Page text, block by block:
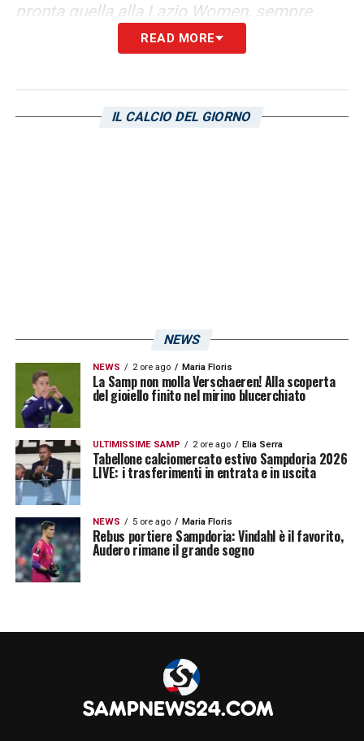
pronta quella alla Lazio Women, sempre
nella massima serie italiana.
LA PLAYLIST DELLE NOSTRE TOP NEWS
READ MORE
IL CALCIO DEL GIORNO
NEWS
NEWS 2 ore ago Maria Floris
La Samp non molla Verschaeren! Alla scoperta
del gioiello finito nel mirino blucerchiato
ULTIMISSIME SAMP 2 ore ago Elia Serra
Tabellone calciomercato estivo Sampdoria 2026
LIVE: i trasferimenti in entrata e in uscita
NEWS 5 ore ago Maria Floris
Rebus portiere Sampdoria: Vindahl è il favorito,
Audero rimane il grande sogno